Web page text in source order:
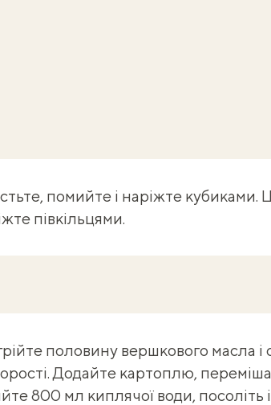
помийте і наріжте кубиками.
півкільцями.
половину вершкового масла
Додайте картоплю,
800 мл киплячої води, посоліть і